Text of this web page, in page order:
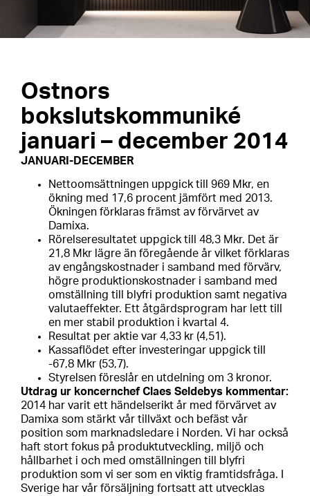
Ostnors
bokslutskommuniké
januari – december 2014
JANUARI-DECEMBER
Nettoomsättningen uppgick till 969 Mkr, en
ökning med 17,6 procent jämfört med 2013.
Ökningen förklaras främst av förvärvet av
Damixa.
Rörelseresultatet uppgick till 48,3 Mkr. Det är
21,8 Mkr lägre än föregående år vilket förklaras
av engångskostnader i samband med förvärv,
högre produktionskostnader i samband med
omställning till blyfri produktion samt negativa
valutaeffekter. Ett åtgärdsprogram har lett till
en mer stabil produktion i kvartal 4.
Resultat per aktie var 4,33 kr (4,51).
Kassaflödet efter investeringar uppgick till
-67,8 Mkr (53,7).
Styrelsen föreslår en utdelning om 3 kronor.
Utdrag ur koncernchef Claes Seldebys kommentar:
2014 har varit ett händelserikt år med förvärvet av
Damixa som stärkt vår tillväxt och befäst vår
position som marknadsledare i Norden. Vi har också
haft stort fokus på produktutveckling, miljö och
hållbarhet i och med omställningen till blyfri
produktion som vi ser som en viktig framtidsfråga. I
Sverige har vår försäljning fortsatt att utvecklas